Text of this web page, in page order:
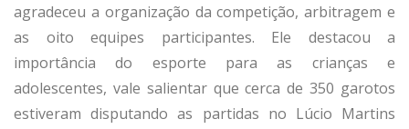
agradeceu a organização da competição, arbitragem e
as oito equipes participantes. Ele destacou a
importância do esporte para as crianças e
adolescentes, vale salientar que cerca de 350 garotos
estiveram disputando as partidas no Lúcio Martins